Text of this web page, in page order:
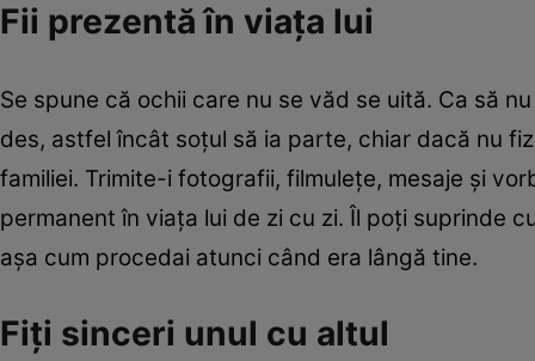
Fii prezentă în viaţa lui
Se spune că ochii care nu se văd se uită. Ca să
des, astfel încât soţul să ia parte, chiar dacă nu
familiei. Trimite-i fotografii, filmuleţe, mesaje şi
permanent în viaţa lui de zi cu zi. Îl poţi suprinde
aşa cum procedai atunci când era lângă tine.
Fiţi sinceri unul cu altul